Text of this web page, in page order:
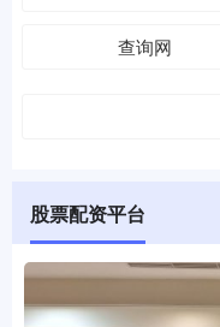
查询网
股票配资平台